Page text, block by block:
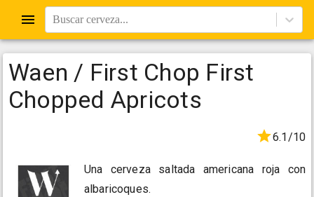
Buscar cerveza...
Waen / First Chop First
Chopped Apricots
6.1/10
Una cerveza saltada americana roja con
albaricoques.